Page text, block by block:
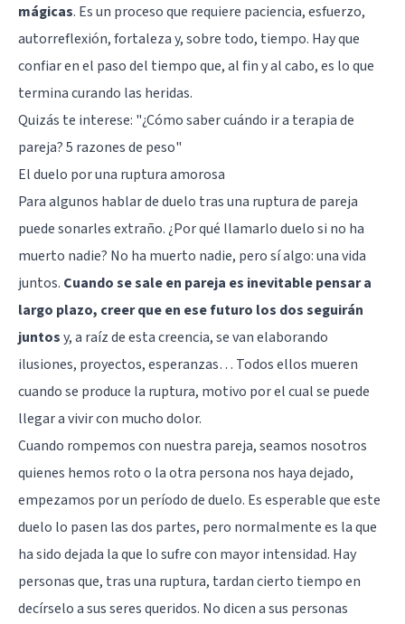
mágicas. Es un proceso que requiere paciencia, esfuerzo,
autorreflexión, fortaleza y, sobre todo, tiempo. Hay que
confiar en el paso del tiempo que, al fin y al cabo, es lo que
termina curando las heridas.
Quizás te interese: "¿Cómo saber cuándo ir a terapia de
pareja? 5 razones de peso"
El duelo por una ruptura amorosa
Para algunos hablar de duelo tras una ruptura de pareja
puede sonarles extraño. ¿Por qué llamarlo duelo si no ha
muerto nadie? No ha muerto nadie, pero sí algo: una vida
juntos. Cuando se sale en pareja es inevitable pensar a
largo plazo, creer que en ese futuro los dos seguirán
juntosy, a raíz de esta creencia, se van elaborando
ilusiones, proyectos, esperanzas… Todos ellos mueren
cuando se produce la ruptura, motivo por el cual se puede
llegar a vivir con mucho dolor.
Cuando rompemos con nuestra pareja, seamos nosotros
quienes hemos roto o la otra persona nos haya dejado,
empezamos por un período de duelo. Es esperable que este
duelo lo pasen las dos partes, pero normalmente es la que
ha sido dejada la que lo sufre con mayor intensidad. Hay
personas que, tras una ruptura, tardan cierto tiempo en
decírselo a sus seres queridos. No dicen a sus personas